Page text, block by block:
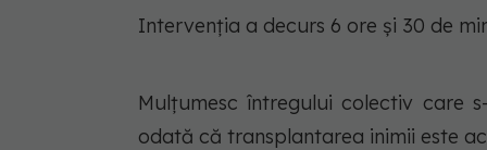
Intervenția a decurs 6 ore și 30 de
Mulțumesc întregului colectiv care
odată că transplantarea inimii este